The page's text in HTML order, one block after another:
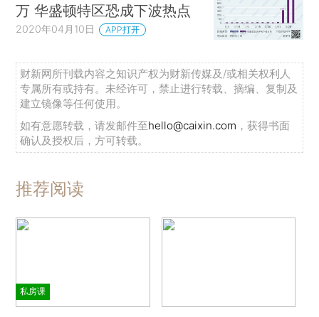
万 华盛顿特区恐成下波热点
2020年04月10日 APP打开
财新网所刊载内容之知识产权为财新传媒及/或相关权利人
专属所有或持有。未经许可，禁止进行转载、摘编、复制及
建立镜像等任何使用。
如有意愿转载，请发邮件至hello@caixin.com ，获得书面
确认及授权后，方可转载。
推荐阅读
私房课